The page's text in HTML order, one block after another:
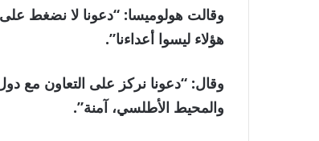
وقالت هولوميسا: “دعونا لا نضغط على
هؤلاء ليسوا أعداءنا”.
وقال: “دعونا نركز على التعاون مع
والمحيط الأطلسي، آمنة”.